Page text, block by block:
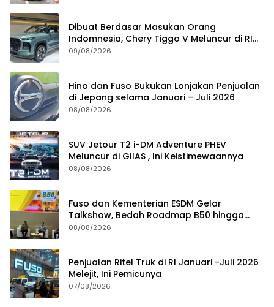
Dibuat Berdasar Masukan Orang
Indomnesia, Chery Tiggo V Meluncur di RI
Kuartal IV Tahun Ini
09/08/2026
Hino dan Fuso Bukukan Lonjakan Penjualan
di Jepang selama Januari – Juli 2026
08/08/2026
SUV Jetour T2 i-DM Adventure PHEV
Meluncur di GIIAS , Ini Keistimewaannya
08/08/2026
Fuso dan Kementerian ESDM Gelar
Talkshow, Bedah Roadmap B50 hingga
Dampaknya
08/08/2026
Penjualan Ritel Truk di RI Januari -Juli 2026
Melejit, Ini Pemicunya
07/08/2026